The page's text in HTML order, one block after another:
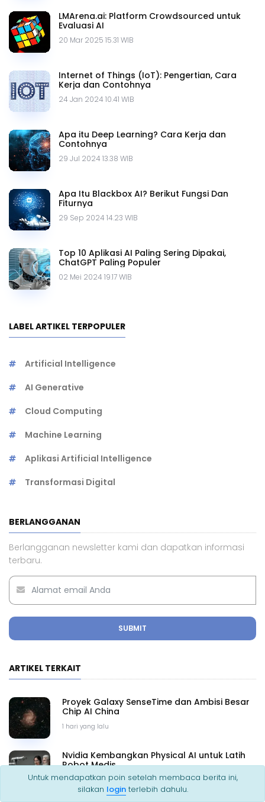
LMArena.ai: Platform Crowdsourced untuk
Evaluasi AI
20 Mar 2025 15.31 WIB
Internet of Things (IoT): Pengertian, Cara
Kerja dan Contohnya
24 Jan 2024 10.41 WIB
Apa itu Deep Learning? Cara Kerja dan
Contohnya
29 Jul 2024 13.38 WIB
Apa Itu Blackbox AI? Berikut Fungsi Dan
Fiturnya
29 Sep 2024 14.23 WIB
Top 10 Aplikasi AI Paling Sering Dipakai,
ChatGPT Paling Populer
02 Mei 2024 19.17 WIB
LABEL ARTIKEL TERPOPULER
Artificial Intelligence
AI Generative
Cloud Computing
Machine Learning
Aplikasi Artificial Intelligence
Transformasi Digital
BERLANGGANAN
Berlangganan newsletter kami dan dapatkan informasi
terbaru.
SUBMIT
ARTIKEL TERKAIT
1 hari yang lalu
Proyek Galaxy SenseTime dan Ambisi Besar
Chip AI China
2 hari yang lalu
Nvidia Kembangkan Physical AI untuk Latih
Robot Medis
Untuk mendapatkan poin setelah membaca berita ini,
silakan loginterlebih dahulu.